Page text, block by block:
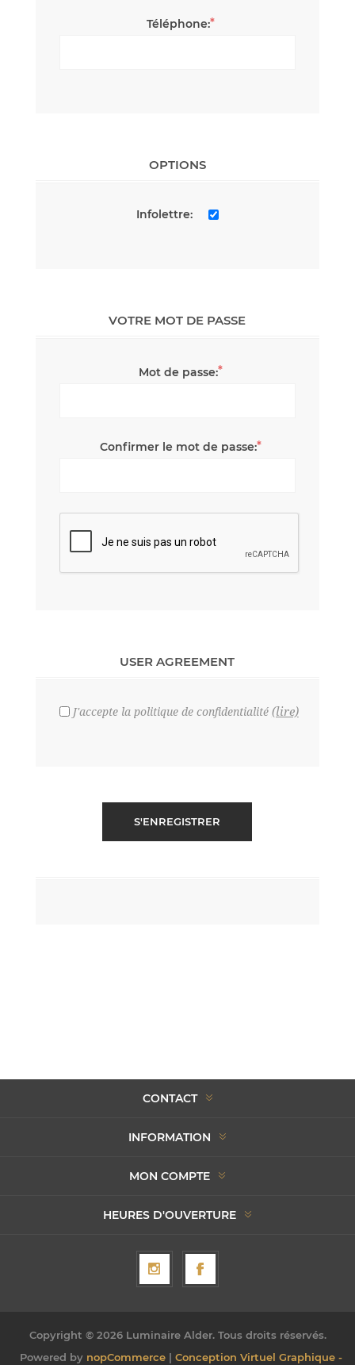
Téléphone:*
OPTIONS
Infolettre:
VOTRE MOT DE PASSE
Mot de passe:*
Confirmer le mot de passe:*
USER AGREEMENT
J'accepte la politique de confidentialité (lire)
CONTACT
INFORMATION
MON COMPTE
HEURES D'OUVERTURE
Copyright © 2026 Luminaire Alder. Tous droits réservés.
Powered by nopCommerce| Conception Virtuel Graphique -